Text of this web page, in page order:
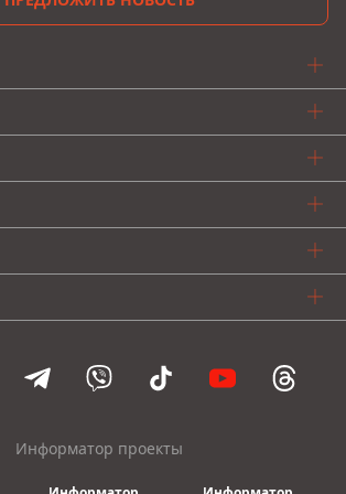
Информатор проекты